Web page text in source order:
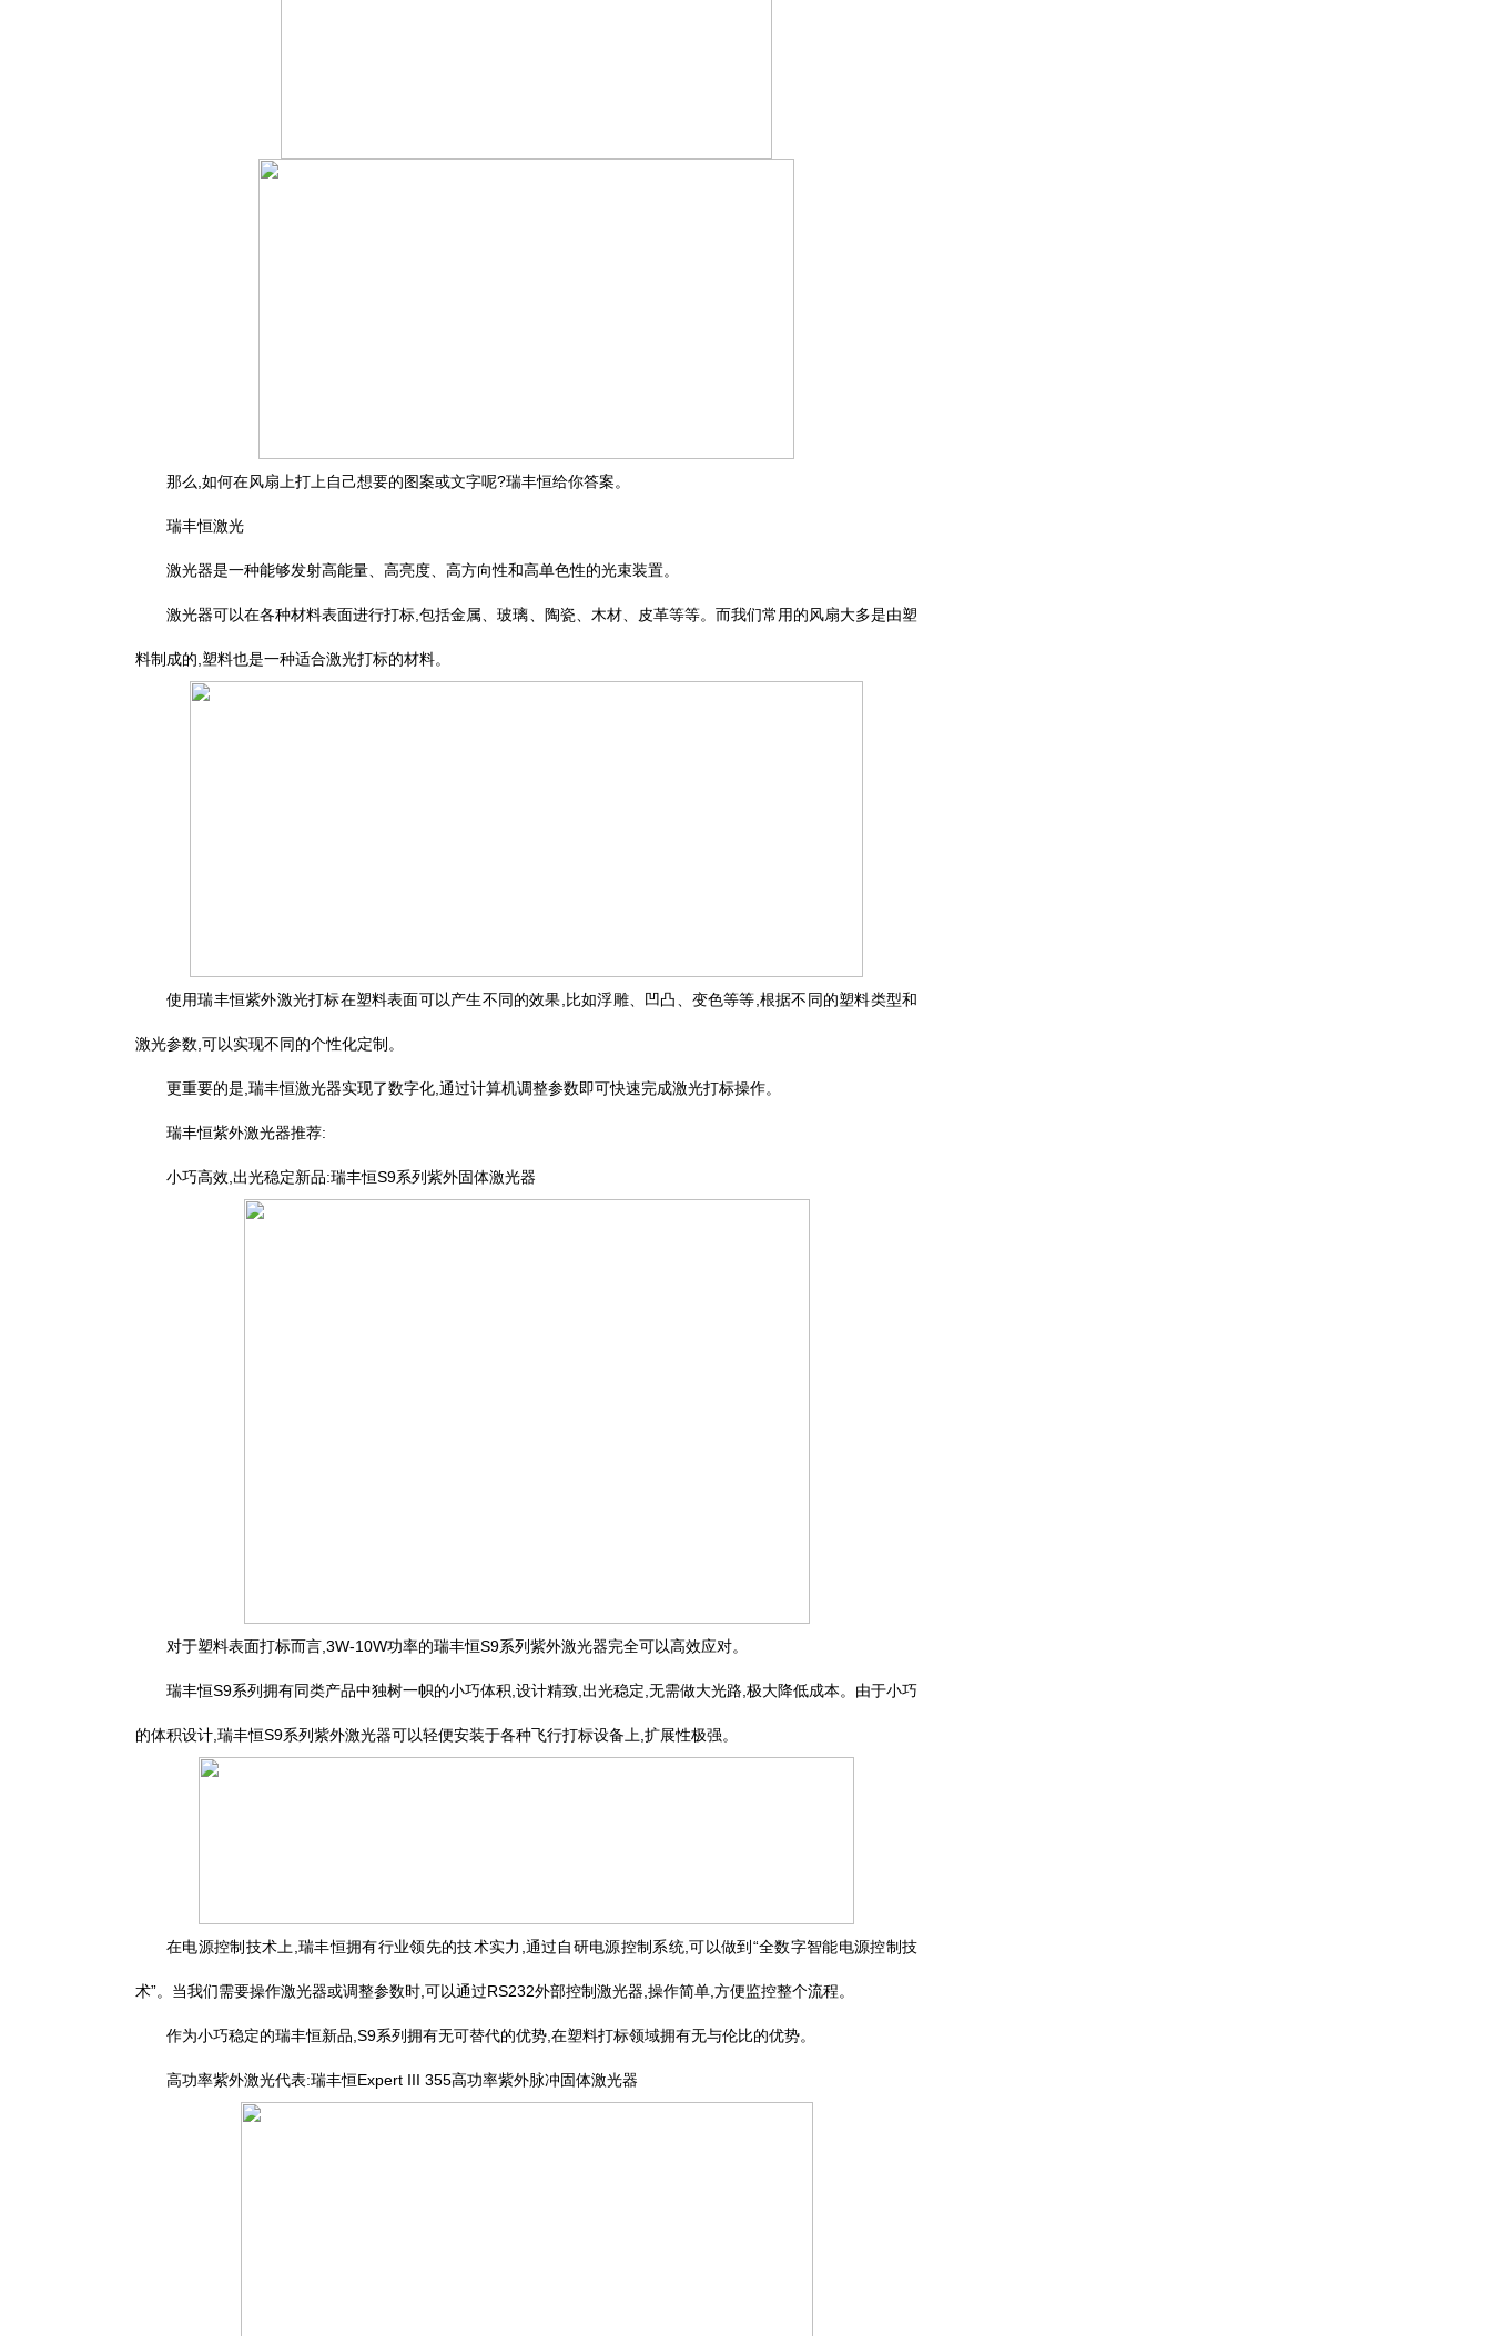
那么,如何在风扇上打上自己想要的图案或文字呢?瑞丰恒给你答案。
瑞丰恒激光
激光器是一种能够发射高能量、高亮度、高方向性和高单色性的光束装置。
激光器可以在各种材料表面进行打标,包括金属、玻璃、陶瓷、木材、皮革等等。而我们常用的风扇大多是由塑
料制成的,塑料也是一种适合激光打标的材料。
使用瑞丰恒紫外激光打标在塑料表面可以产生不同的效果,比如浮雕、凹凸、变色等等,根据不同的塑料类型和
激光参数,可以实现不同的个性化定制。
更重要的是,瑞丰恒激光器实现了数字化,通过计算机调整参数即可快速完成激光打标操作。
瑞丰恒紫外激光器推荐:
小巧高效,出光稳定新品:瑞丰恒S9系列紫外固体激光器
对于塑料表面打标而言,3W-10W功率的瑞丰恒S9系列紫外激光器完全可以高效应对。
瑞丰恒S9系列拥有同类产品中独树一帜的小巧体积,设计精致,出光稳定,无需做大光路,极大降低成本。由于小巧
的体积设计,瑞丰恒S9系列紫外激光器可以轻便安装于各种飞行打标设备上,扩展性极强。
在电源控制技术上,瑞丰恒拥有行业领先的技术实力,通过自研电源控制系统,可以做到“全数字智能电源控制技
术”。当我们需要操作激光器或调整参数时,可以通过RS232外部控制激光器,操作简单,方便监控整个流程。
作为小巧稳定的瑞丰恒新品,S9系列拥有无可替代的优势,在塑料打标领域拥有无与伦比的优势。
高功率紫外激光代表:瑞丰恒Expert III 355高功率紫外脉冲固体激光器